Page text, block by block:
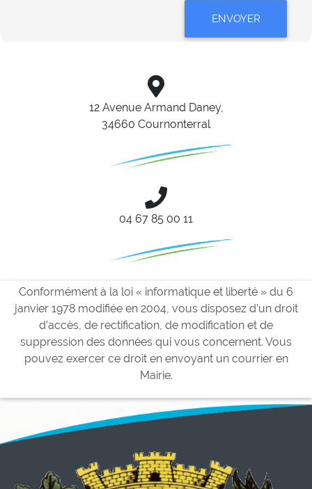
ENVOYER
12 Avenue Armand Daney,
34660 Cournonterral
04 67 85 00 11
Conformément à la loi « informatique et liberté » du 6
janvier 1978 modifiée en 2004, vous disposez d’un droit
d’accès, de rectification, de modification et de
suppression des données qui vous concernent. Vous
pouvez exercer ce droit en envoyant un courrier en
Mairie.